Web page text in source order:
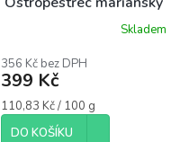
+ Pampeliška lékařská,
Skladem
356 Kč bez DPH
399 Kč
Měrná
cena:
110,83 Kč / 100 g
DO KOŠÍKU